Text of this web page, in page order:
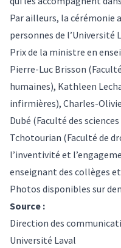
Par ailleurs, la cérémonie
personnes de l’Université
Prix de la ministre en
Pierre-Luc Brisson
humaines), Kathleen
infirmières), Charles-
Dubé (Faculté des
Tchotourian (Faculté de
l’inventivité et
enseignant des collèges
Photos disponibles sur
Source :
Direction des
Université Laval